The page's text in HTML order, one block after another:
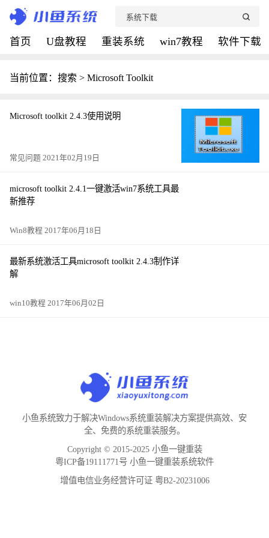
首页 U盘教程 重装系统 win7教程 软件下载
当前位置：搜索 > Microsoft Toolkit
Microsoft toolkit 2.4.3使用说明
常见问题 2021年02月19日
microsoft toolkit 2.4.1一键激活win7系统工具最
新推荐
Win8教程 2017年06月18日
最新系统激活工具microsoft toolkit 2.4.3制作详
解
win10教程 2017年06月02日
小鱼系统致力于解决Windows系统重装解决方案提供高效、安
全、免费的系统重装服务。
Copyright © 2015-2025 小鱼一键重装
粤ICP备19111771号 小鱼一键重装系统软件
增值电信业务经营许可证 粤B2-20231006